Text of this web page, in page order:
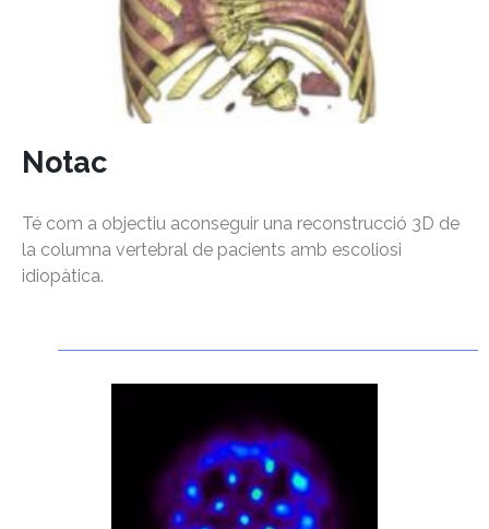
Notac
Té com a objectiu aconseguir una reconstrucció 3D de
la columna vertebral de pacients amb escoliosi
idiopàtica.